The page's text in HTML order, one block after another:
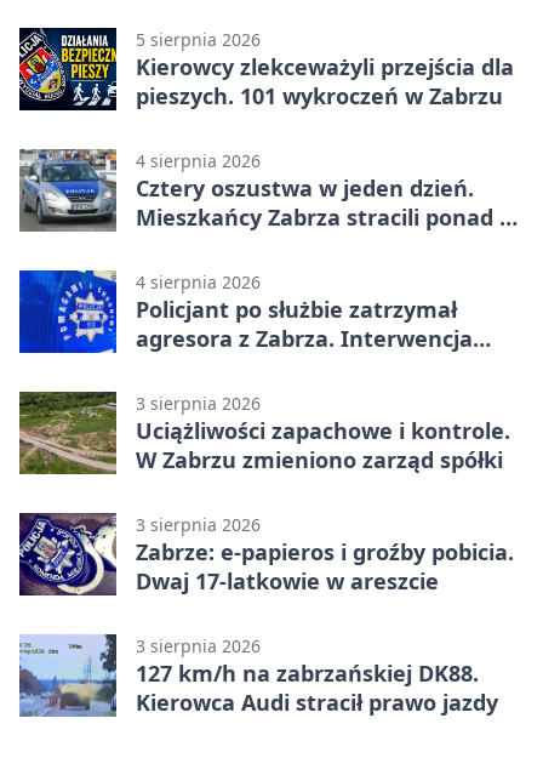
5 sierpnia 2026
Kierowcy zlekceważyli przejścia dla
pieszych. 101 wykroczeń w Zabrzu
4 sierpnia 2026
Cztery oszustwa w jeden dzień.
Mieszkańcy Zabrza stracili ponad 6
4 sierpnia 2026
Policjant po służbie zatrzymał
agresora z Zabrza. Interwencja
3 sierpnia 2026
Uciążliwości zapachowe i kontrole.
W Zabrzu zmieniono zarząd spółki
3 sierpnia 2026
Zabrze: e-papieros i groźby pobicia.
Dwaj 17-latkowie w areszcie
3 sierpnia 2026
127 km/h na zabrzańskiej DK88.
Kierowca Audi stracił prawo jazdy